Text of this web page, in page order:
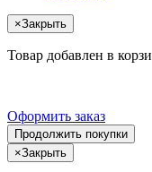
×Закрыть
Товар добавлен в
Оформить заказ
Продолжить покупки
×Закрыть